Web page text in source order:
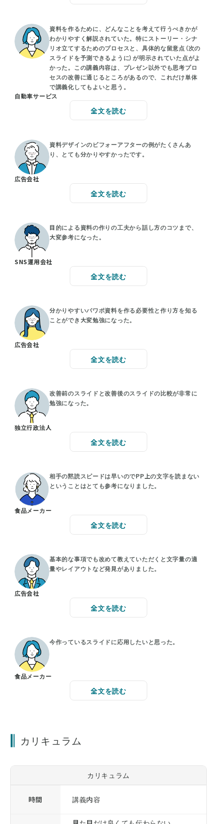
資料を作るために、どんなことを考えて行うべきかが
わかりやすく解説されていた。特にストーリー・シナ
リオ立てするためのプロセスと、具体的な留意点（次の
スライドを予測できるように）が明示されていた点がよ
かった。この講義内容は、プレゼン以外でも思考プロ
セスの改善に通じるところがあるので、これだけ単体
で講義化してもよいと思う。
自動車サービス
全文を読む
資料デザインのビフォーアフターの例がたくさんあ
り、とても分かりやすかったです。
広告会社
全文を読む
目的による資料の作りの工夫から話し方のコツまで、
大変参考になった。
SNS運用会社
全文を読む
分かりやすいパワポ資料を作る必要性と作り方を知る
ことができ大変勉強になった。
広告会社
全文を読む
改善前のスライドと改善後のスライドの比較が非常に
勉強になった。
独立行政法人
全文を読む
相手の黙読スピードは早いのでPP上の文字を読まない
ということはとても参考になりました。
食品メーカー
全文を読む
基本的な事項でも改めて教えていただくと文字量の適
量やレイアウトなど発見がありました。
広告会社
全文を読む
今作っているスライドに応用したいと思った。
食品メーカー
全文を読む
カリキュラム
カリキュラム
時間 講義内容